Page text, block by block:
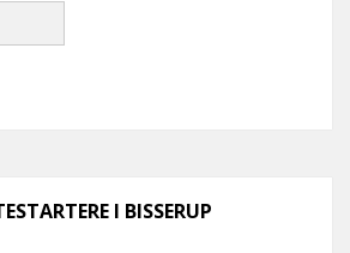
I BISSERUP